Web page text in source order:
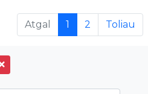
Atgal 1 (current)
2 Toliau